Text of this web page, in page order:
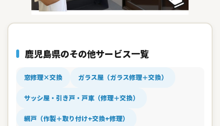
鹿児島県のその他サービス一覧
窓修理×交換 ガラス屋（ガラス修理＋交換）
サッシ屋・引き戸・戸車（修理＋交換）
網戸（作製＋取り付け+交換+修理）